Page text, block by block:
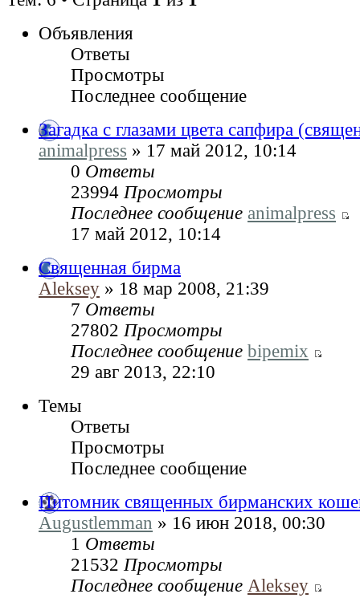
Объявления
Ответы
Просмотры
Последнее сообщение
Загадка с глазами цвета сапфира
animalpress » 17 май 2012, 10:14
0 Ответы
23994 Просмотры
Последнее сообщение animalpress
17 май 2012, 10:14
Священная бирма
Aleksey » 18 мар 2008, 21:39
7 Ответы
27802 Просмотры
Последнее сообщение bipemix
29 авг 2013, 22:10
Темы
Ответы
Просмотры
Последнее сообщение
Питомник священных бирманских
Augustlemman » 16 июн 2018, 00:30
1 Ответы
21532 Просмотры
Последнее сообщение Aleksey